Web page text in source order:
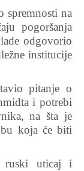
spremnosti na
pogoršanja
odgovorio
institucije
pitanje o
i potrebi
na šta je
koja će biti
ruski uticaj i